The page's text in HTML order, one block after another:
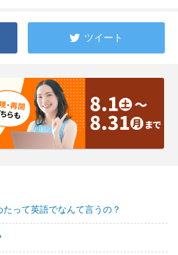
ツイート
って英語でなんて言うの？